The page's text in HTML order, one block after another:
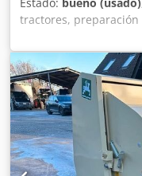
tractores,
neumáticos de una
neumático -Buje: Ø
por los 3 neumáticos
kg/unidad